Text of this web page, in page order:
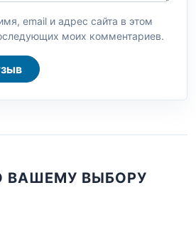
email и адрес сайта в этом
моих комментариев.
отзыв
ВАШЕМУ ВЫБОРУ